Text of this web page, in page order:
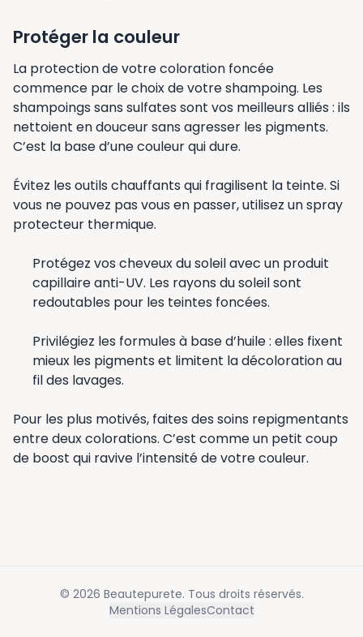
Protéger la couleur
La protection de votre coloration foncée
commence par le choix de votre shampoing. Les
shampoings sans sulfates sont vos meilleurs alliés : ils
nettoient en douceur sans agresser les pigments.
C’est la base d’une couleur qui dure.
Évitez les outils chauffants qui fragilisent la teinte. Si
vous ne pouvez pas vous en passer, utilisez un spray
protecteur thermique.
Protégez vos cheveux du soleil avec un produit
capillaire anti-UV. Les rayons du soleil sont
redoutables pour les teintes foncées.
Privilégiez les formules à base d’huile : elles fixent
mieux les pigments et limitent la décoloration au
fil des lavages.
Pour les plus motivés, faites des soins repigmentants
entre deux colorations. C’est comme un petit coup
de boost qui ravive l’intensité de votre couleur.
© 2026 Beautepurete. Tous droits réservés.
Mentions LégalesContact